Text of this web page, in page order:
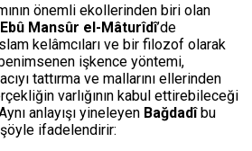
önemli ekollerinden biri olan
Ebû Mansûr el-Mâturîdî’de
kelâmcıları ve bir filozof olarak
işkence yöntemi,
tattırma ve mallarını ellerinden
varlığının kabul ettirebileceği
anlayışı yineleyen Bağdadîbu
ifadelendirir: